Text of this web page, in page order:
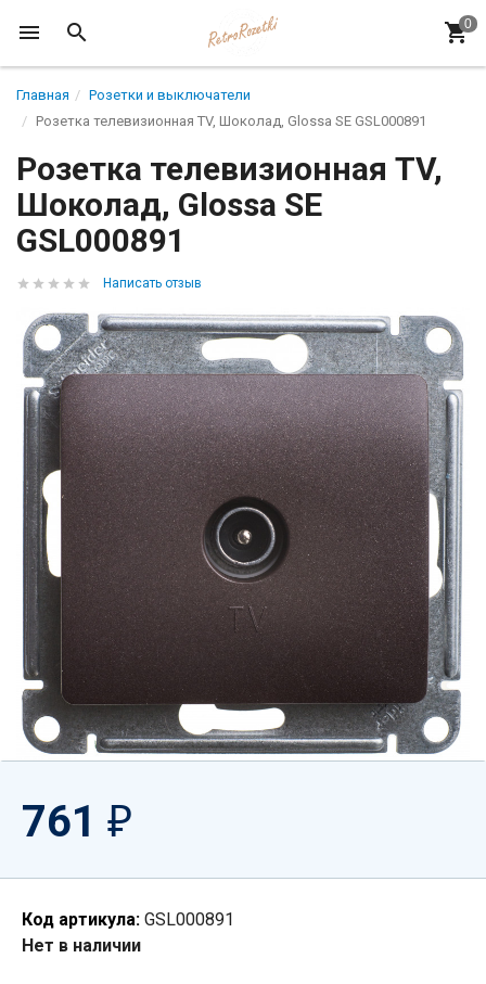
Главная
Розетки и выключатели
Розетка телевизионная TV, Шоколад, Glossa SE GSL000891
Розетка телевизионная TV,
Шоколад, Glossa SE
GSL000891
Написать отзыв
761 ₽
Код артикула: GSL000891
Нет в наличии